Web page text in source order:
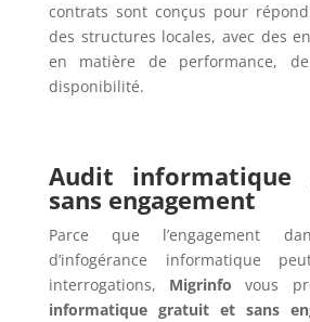
contrats sont conçus pour
des structures locales, avec des
en matière de performance,
disponibilité.
Audit
sans engagement
Parce que l’engagement
d’infogérance informatique
interrogations, Migrinfovous
informatique gratuit et sans